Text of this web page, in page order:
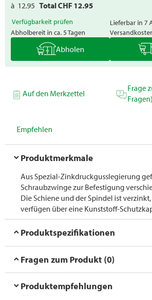
à 12.95 Total CHF 12.95
Verfügbarkeit prüfen
Abholbereit in ca. 5 Tagen
Lieferbar in 7
Abholen
Auf den Merkzettel
Frage
Fragen)
Empfehlen
Produktmerkmale
Aus Spezial-Zinkdruckgusslegierung
Schraubzwinge zur Befestigung
Die Schiene und der Spindel ist
verfügen über eine Kunststoff-
Produktspezifikationen
Fragen zum Produkt (0)
Produktempfehlungen